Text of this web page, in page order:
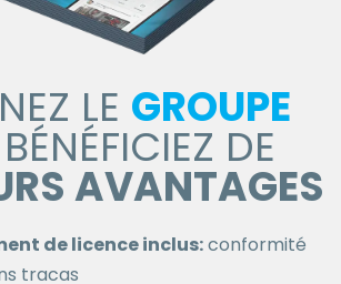
LE GROUPE
DE
AVANTAGES
de licence inclus:conformité
tracas